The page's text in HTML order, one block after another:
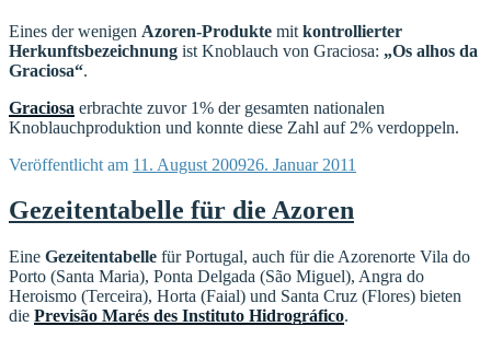
Eines der wenigen Azoren-Produkte mit kontrollierter
Herkunftsbezeichnung ist Knoblauch von Graciosa: „Os alhos da
Graciosa“.
Graciosa erbrachte zuvor 1% der gesamten nationalen
Knoblauchproduktion und konnte diese Zahl auf 2% verdoppeln.
Veröffentlicht am 11. August 200926. Januar 2011
Gezeitentabelle für die Azoren
Eine Gezeitentabelle für Portugal, auch für die Azorenorte Vila do
Porto (Santa Maria), Ponta Delgada (São Miguel), Angra do
Heroismo (Terceira), Horta (Faial) und Santa Cruz (Flores) bieten
die Previsão Marés des Instituto Hidrográfico.